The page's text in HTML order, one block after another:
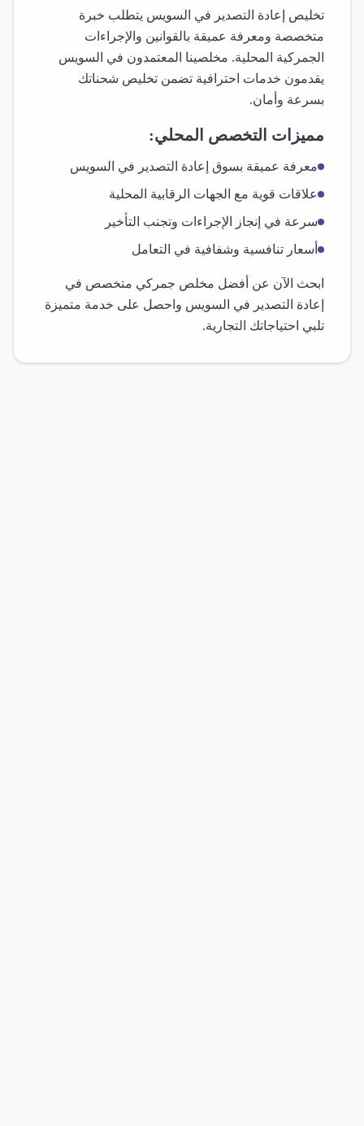
تخليص إعادة التصدير في السويس يتطلب خبرة
متخصصة ومعرفة عميقة بالقوانين والإجراءات
الجمركية المحلية. مخلصينا المعتمدون في السويس
يقدمون خدمات احترافية تضمن تخليص شحناتك
بسرعة وأمان.
مميزات التخصص المحلي:
معرفة عميقة بسوق إعادة التصدير في السويس
علاقات قوية مع الجهات الرقابية المحلية
سرعة في إنجاز الإجراءات وتجنب التأخير
أسعار تنافسية وشفافية في التعامل
ابحث الآن عن أفضل مخلص جمركي متخصص في
إعادة التصدير في السويس واحصل على خدمة متميزة
تلبي احتياجاتك التجارية.